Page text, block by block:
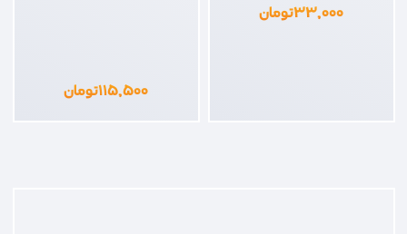
۳۳,۰۰۰تومان
۱۱۵,۵۰۰تومان